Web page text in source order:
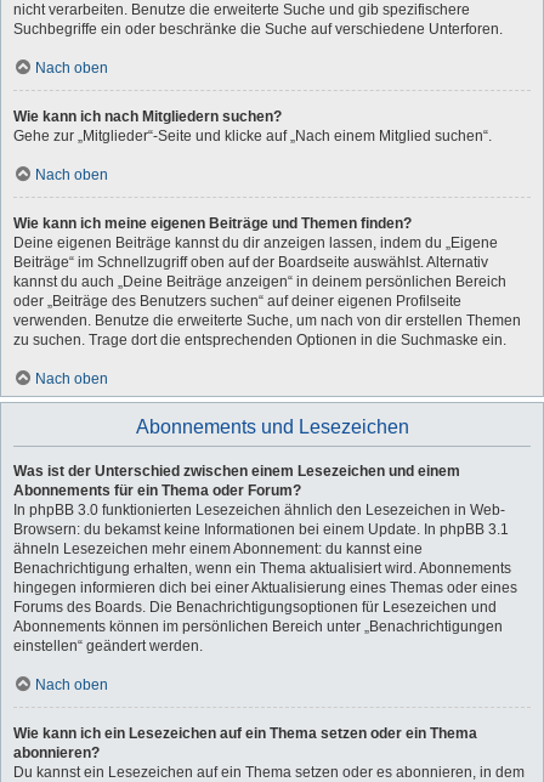
nicht verarbeiten. Benutze die erweiterte Suche und gib spezifischere
Suchbegriffe ein oder beschränke die Suche auf verschiedene Unterforen.
Nach oben
Wie kann ich nach Mitgliedern suchen?
Gehe zur „Mitglieder“-Seite und klicke auf „Nach einem Mitglied suchen“.
Nach oben
Wie kann ich meine eigenen Beiträge und Themen finden?
Deine eigenen Beiträge kannst du dir anzeigen lassen, indem du „Eigene
Beiträge“ im Schnellzugriff oben auf der Boardseite auswählst. Alternativ
kannst du auch „Deine Beiträge anzeigen“ in deinem persönlichen Bereich
oder „Beiträge des Benutzers suchen“ auf deiner eigenen Profilseite
verwenden. Benutze die erweiterte Suche, um nach von dir erstellen Themen
zu suchen. Trage dort die entsprechenden Optionen in die Suchmaske ein.
Nach oben
Abonnements und Lesezeichen
Was ist der Unterschied zwischen einem Lesezeichen und einem
Abonnements für ein Thema oder Forum?
In phpBB 3.0 funktionierten Lesezeichen ähnlich den Lesezeichen in Web-
Browsern: du bekamst keine Informationen bei einem Update. In phpBB 3.1
ähneln Lesezeichen mehr einem Abonnement: du kannst eine
Benachrichtigung erhalten, wenn ein Thema aktualisiert wird. Abonnements
hingegen informieren dich bei einer Aktualisierung eines Themas oder eines
Forums des Boards. Die Benachrichtigungsoptionen für Lesezeichen und
Abonnements können im persönlichen Bereich unter „Benachrichtigungen
einstellen“ geändert werden.
Nach oben
Wie kann ich ein Lesezeichen auf ein Thema setzen oder ein Thema
abonnieren?
Du kannst ein Lesezeichen auf ein Thema setzen oder es abonnieren, in dem